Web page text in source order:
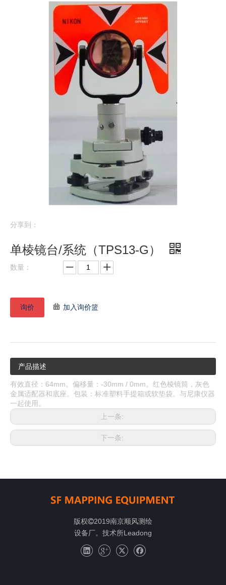
分享到：
单棱镜台/系统（TPS13-G）
数量：
询价 加入询价篮
产品描述
有效直径：64mm。偏移量：-30mm / 0mm。红色棱镜筒，灰色
金属适配器和底座。包装：标准塑料手提箱或软垫袋。与尼康仪器
一起使用。
上一条:
下一条:
版权2019南京顺风测绘
设备厂。技术所Leadong